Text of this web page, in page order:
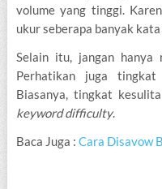
volume yang tinggi.
ukur seberapa banyak
Selain itu, jangan hanya
Perhatikan juga tingkat
Biasanya, tingkat
keyword difficulty.
Baca Juga : Cara Disavow